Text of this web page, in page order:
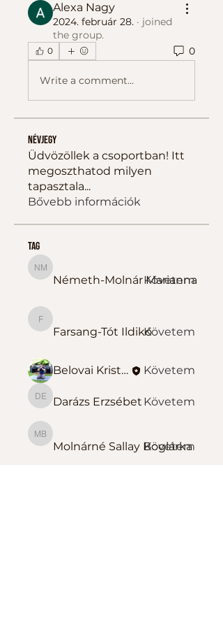
Alexa Nagy
2024. február 28. · joined
the group.
0 0
Write a comment...
Névjegy
Üdvözöllek a csoportban! Itt
megoszthatod milyen
tapasztala...
Bővebb információk
tag
Németh-Molnár Marianna
Németh-Molnár Marianna
Követem
Farsang-Tót Ildikó
Farsang-Tót IldikóKövetem
Belovai Kristóf Sportedző Követem
Darázs Erzsébet
Darázs Erzsébet Követem
Molnárné Sallay Boglárka
Molnárné Sallay Boglárka
Követem